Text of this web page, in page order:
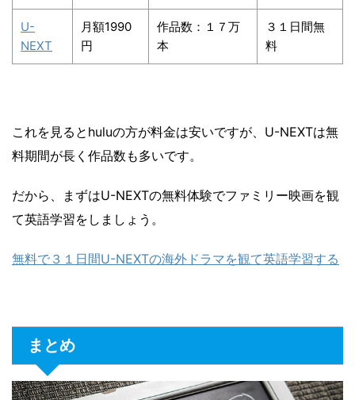
U-
NEXT
月額1990
円
作品数：１７万
本
３１日間無
料
これを見るとhuluの方が料金は安いですが、U-NEXTは無
料期間が長く作品数も多いです。
だから、まずはU-NEXTの無料体験でファミリー映画を観
て英語学習をしましょう。
無料で３１日間U-NEXTの海外ドラマを観て英語学習する
まとめ